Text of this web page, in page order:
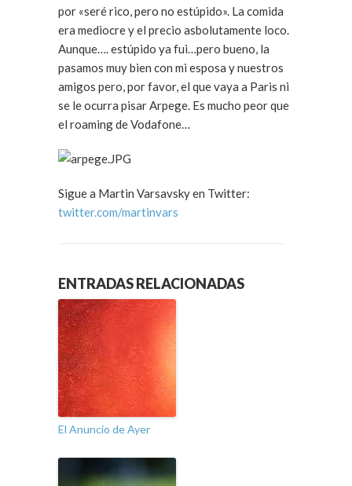
por «seré rico, pero no estúpido». La comida
era mediocre y el precio asbolutamente loco.
Aunque…. estúpido ya fui…pero bueno, la
pasamos muy bien con mi esposa y nuestros
amigos pero, por favor, el que vaya a Paris ni
se le ocurra pisar Arpege. Es mucho peor que
el roaming de Vodafone…
Sigue a Martin Varsavsky en Twitter:
twitter.com/martinvars
ENTRADAS RELACIONADAS
El Anuncio de Ayer